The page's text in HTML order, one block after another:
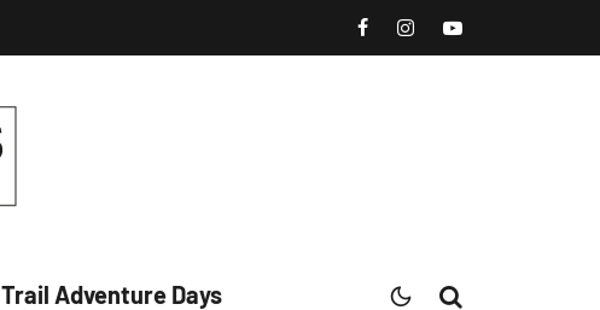
Trail Adventure Days